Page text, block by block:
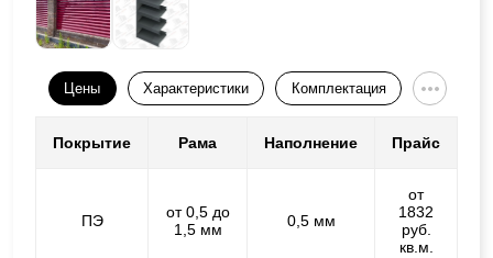
Цены Характеристики Комплектация
Покрытие Рама Наполнение Прайс
ПЭ
от 0,5 до
1,5 мм
0,5 мм
от
1832
руб.
кв.м.